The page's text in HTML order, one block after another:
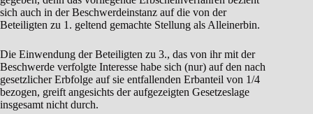
sich auch in der Beschwerdeinstanz auf die von der
Beteiligten zu 1. geltend gemachte Stellung als Alleinerbin.
Die Einwendung der Beteiligten zu 3., das von ihr mit der
Beschwerde verfolgte Interesse habe sich (nur) auf den nach
gesetzlicher Erbfolge auf sie entfallenden Erbanteil von 1/4
bezogen, greift angesichts der aufgezeigten Gesetzeslage
insgesamt nicht durch.